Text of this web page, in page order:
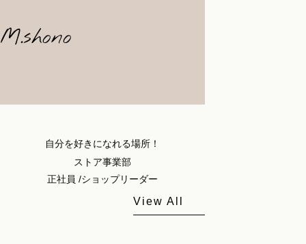
M.shono
自分を好きになれる場所！
ストア事業部
正社員 /ショップリーダー
View All